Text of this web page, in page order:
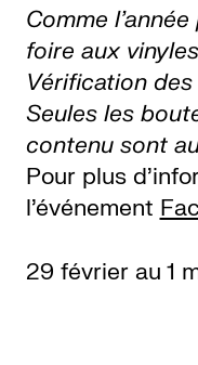
Comme
foire aux
Vérification
Seules les
contenu sont
Pour plus
l’événement
29 février au 1